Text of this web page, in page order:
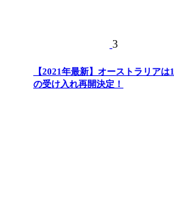
3
【2021年最新】オーストラリア
の受け入れ再開決定！